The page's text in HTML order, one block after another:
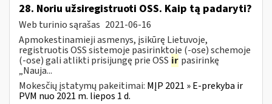
28. Noriu užsiregistruoti OSS. Kaip tą padaryti?
Web turinio sąrašas 2021-06-16
Apmokestinamieji asmenys, įsikūrę Lietuvoje,
registruotis OSS sistemoje pasirinktoje (-ose) schemoje
(-ose) gali atlikti prisijungę prie OSS ir pasirinkę
„Nauja...
Mokesčių įstatymų pakeitimai: MĮP 2021 » E-prekyba ir
PVM nuo 2021 m. liepos 1 d.